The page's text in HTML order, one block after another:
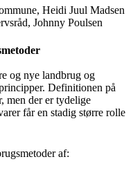
Heidi Juul Madsen
Johnny Poulsen
og nye landbrug og
Definitionen på
men der er tydelige
får en stadig større rolle
af: